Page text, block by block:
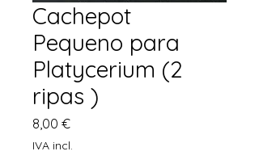
Cachepot
Pequeno para
Platycerium (2
ripas )
8,00 €Preço
IVA incl.